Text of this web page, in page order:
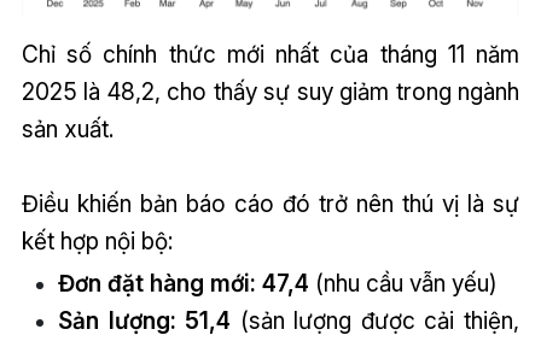
Chỉ số chính thức mới nhất của tháng 11 năm
2025 là 48,2, cho thấy sự suy giảm trong ngành
sản xuất.
Điều khiến bản báo cáo đó trở nên thú vị là sự
kết hợp nội bộ:
Đơn đặt hàng mới: 47,4 (nhu cầu vẫn yếu)
Sản lượng: 51,4 (sản lượng được cải thiện,